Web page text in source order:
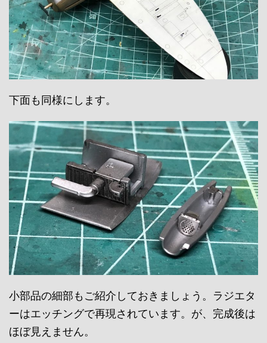
下面も同様にします。
小部品の細部もご紹介しておきましょう。ラジエタ
ーはエッチングで再現されています。が、完成後は
ほぼ見えません。